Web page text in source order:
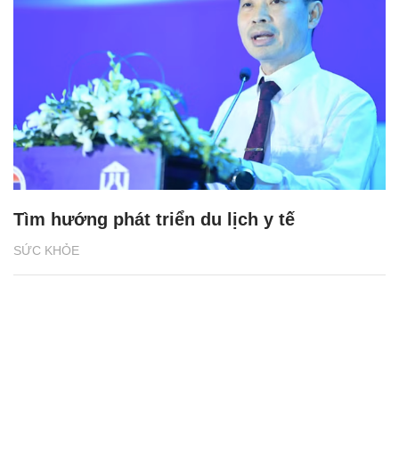
SỨC KHỎE
Tìm hướng phát triển du lịch y tế